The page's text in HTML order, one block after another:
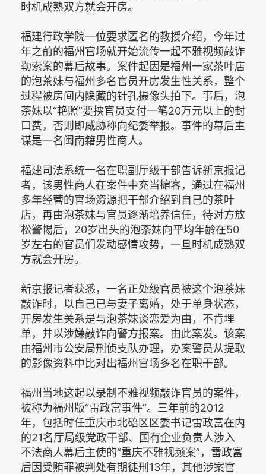
时机成熟双方就会开房。
福建行政学院一位要求匿名的教授介绍，今年过
年之前的福州官场就开始流传一起不雅视频敲诈
勒索案的幕后故事。案件起因是福州一家茶叶店
的泡茶妹与福州多名官员开房发生性关系，整个
过程被房间内隐藏的针孔摄像头拍下。事后，泡
茶妹以“艳照”要挟官员支付一笔20万元以上的封
口费，否则即威胁称向纪委举报。事件的幕后主
谋是一名闽南籍男性商人。
福建司法系统一名在职副厅级干部告诉新京报记
者，该男性商人在案件中充当掮客，通过在福州
多年经营的官场资源把干部介绍到自己的茶叶
店，再由泡茶妹与官员逐渐培养信任，待对方放
松警惕后，20岁出头的泡茶妹向平均年龄在50
岁左右的官员们发动感情攻势，一旦时机成熟双
方就会开房。
新京报记者获悉，一名正处级官员被这个泡茶妹
敲诈时，以自己已与妻子离婚，处于单身状态，
开房发生关系是与泡茶妹谈恋爱为由，不肯埋
单，并以涉嫌敲诈向警方报案。由此案发。该案
由福州市公安局刑侦支队办理，办案警员从提取
的影像资料中比对出福州官场多名在职干部。
福州当地这起以录制不雅视频敲诈官员的案件，
被称为福州版“雷政富事件”。三年前的2012
年，包括时任重庆市北碚区区委书记雷政富在内
的21名厅局级党政干部、国有企业负责人涉入
不法商人幕后主使的“重庆不雅视频案”，雷政富
后因受贿罪被判处有期徒刑13年，其他涉案官